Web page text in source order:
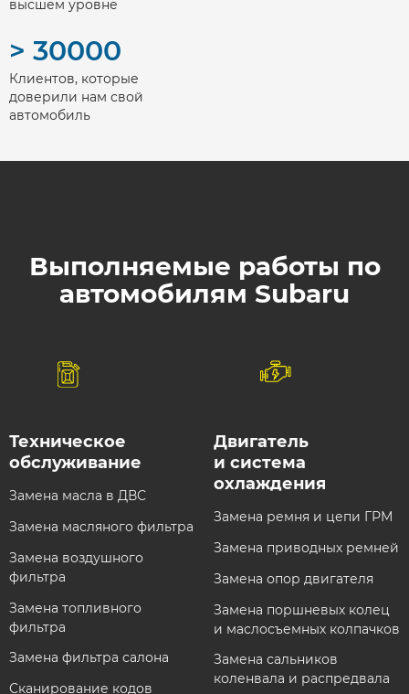
высшем уровне
> 30000
Клиентов, которые
доверили нам свой
автомобиль
Выполняемые работы по
автомобилям Subaru
Техническое
обслуживание
Замена масла в ДВС
Замена масляного фильтра
Замена воздушного
фильтра
Замена топливного
фильтра
Замена фильтра салона
Сканирование кодов
Двигатель
и система
охлаждения​
Замена ремня и цепи ГРМ
Замена приводных ремней
Замена опор двигателя
Замена поршневых колец
и маслосъемных колпачков
Замена сальников
коленвала и распредвала